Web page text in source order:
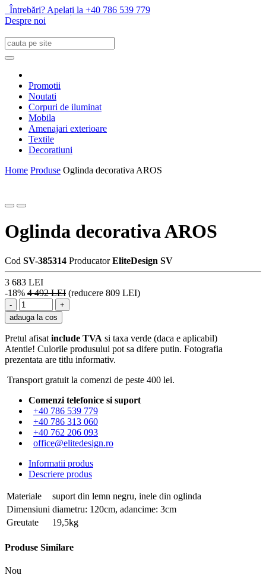
Întrebări? Apelați la +40 786 539 779
Despre noi
Promotii
Noutati
Corpuri de iluminat
Mobila
Amenajari exterioare
Textile
Decoratiuni
Home Produse Oglinda decorativa AROS
Oglinda decorativa AROS
Cod SV-385314 Producator EliteDesign SV
3 683 LEI
-18% 4 492 LEI (reducere 809 LEI)
adauga la cos
Pretul afisat include TVA si taxa verde (daca e aplicabil)
Atentie! Culorile produsului pot sa difere putin. Fotografia
prezentata are titlu informativ.
Transport gratuit la comenzi de peste 400 lei.
Comenzi telefonice si suport
+40 786 539 779
+40 786 313 060
+40 762 206 093
office@elitedesign.ro
Informatii produs
Descriere produs
Materiale
suport din lemn negru, inele din oglinda
Dimensiuni diametru: 120cm, adancime: 3cm
Greutate
19,5kg
Produse Similare
Nou